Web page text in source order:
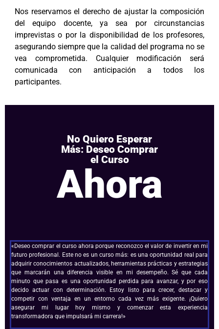
Nos reservamos el derecho de ajustar la composición
del equipo docente, ya sea por circunstancias
imprevistas o por la disponibilidad de los profesores,
asegurando siempre que la calidad del programa no se
vea comprometida. Cualquier modificación será
comunicada con anticipación a todos los
participantes.
No Quiero Esperar
Más: Deseo Comprar
el Curso
Ahora
«Deseo comprar el curso ahora porque reconozco el valor de invertir en mi
futuro profesional. Este no es un curso más: es una oportunidad real para
adquirir conocimientos actualizados, herramientas prácticas y estrategias
que marcarán una diferencia visible en mi desempeño. Sé que cada
minuto que pasa es una oportunidad perdida para avanzar, y por eso
decido actuar con determinación. Estoy listo para crecer, destacar y
competir con ventaja en un entorno cada vez más exigente. ¡Quiero
asegurar mi lugar hoy mismo y comenzar esta experiencia
transformadora que impulsará mi carrera!»